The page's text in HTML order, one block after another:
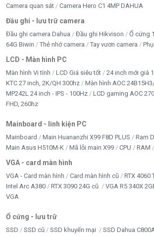
Camera quan sát
Camera Hero C1 4MP DAHUA
Đầu ghi - lưu trữ camera
Đầu ghi camera Dahua Đầu ghi Hikvison Ổ cứng
64G Biwin
Thẻ nhớ camera Tay vươn camera
LCD - Màn hình PC
Màn hình Vi tính LCD Giá siêu tốt 24 inch mới giá
KTC 27 inch, 2K/QH 300hz
Màn hình AOC
MP242L 24 inch - IPS - 100Hz
LCD gaming AOC
FHD, 260hz
Mainboard - linh kiện PC
Mainboard Main Huananzhi X99 F8D PLUS
Ram
Main Asus H510M-K
Mã lỗi main X99 CPU RAM
VGA - card màn hình
VGA - Card màn hình Card màn hình cũ
RTX 4060
Intel Arc A380
RTX 3090 24G cũ VGA R5 340X
VGA
Ổ cứng - lưu trữ
SSD SSD cũ SSD khuyến mại SSD Dahua